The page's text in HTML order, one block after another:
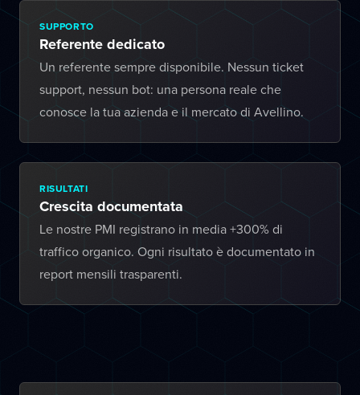
SUPPORTO
Referente dedicato
Un referente sempre disponibile. Nessun ticket
support, nessun bot: una persona reale che
conosce la tua azienda e il mercato di Avellino.
RISULTATI
Crescita documentata
Le nostre PMI registrano in media +300% di
traffico organico. Ogni risultato è documentato in
report mensili trasparenti.